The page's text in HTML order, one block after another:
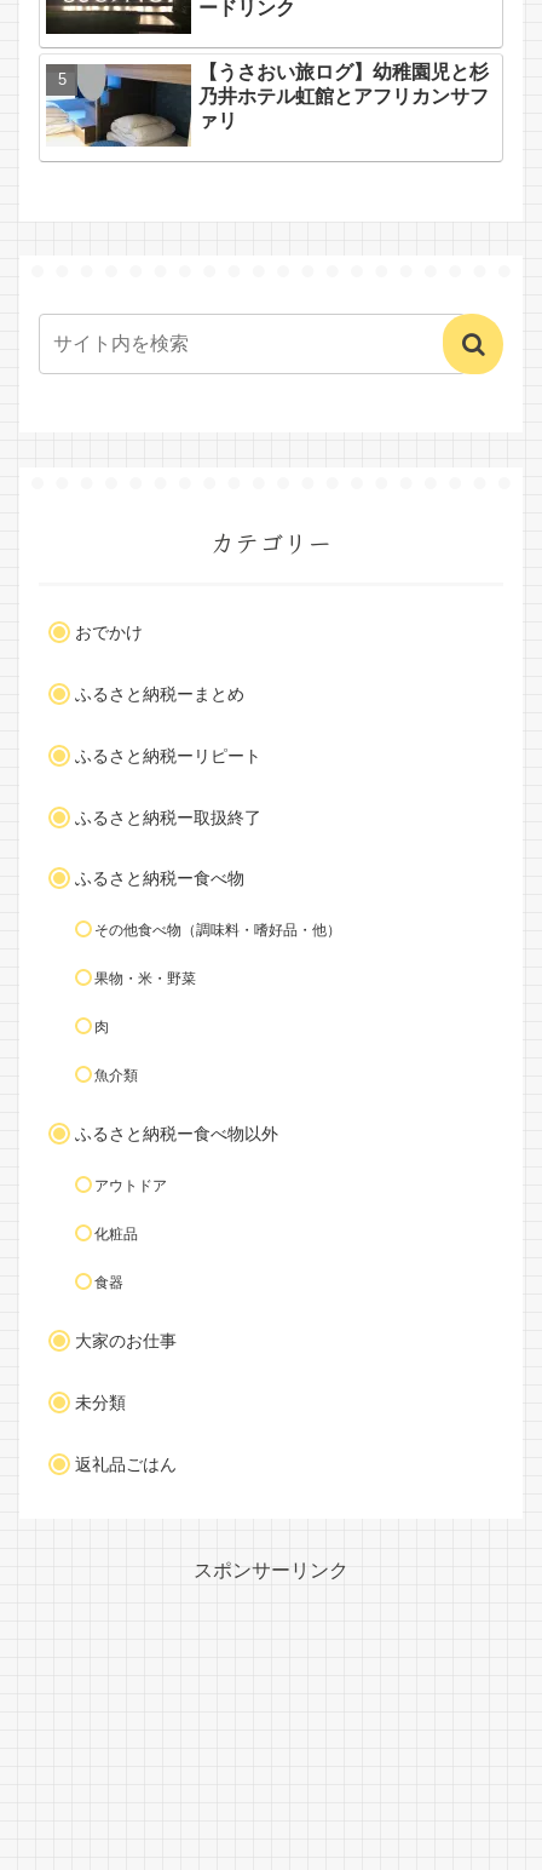
ードリンク
【うさおい旅ログ】幼稚園児と杉
乃井ホテル虹館とアフリカンサフ
ァリ
カテゴリー
おでかけ
ふるさと納税ーまとめ
ふるさと納税ーリピート
ふるさと納税ー取扱終了
ふるさと納税ー食べ物
その他食べ物（調味料・嗜好品・他）
果物・米・野菜
肉
魚介類
ふるさと納税ー食べ物以外
アウトドア
化粧品
食器
大家のお仕事
未分類
返礼品ごはん
スポンサーリンク